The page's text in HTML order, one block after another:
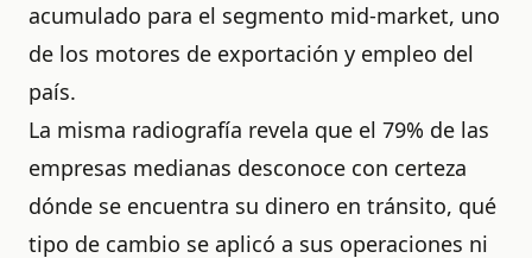
acumulado para el segmento mid-market, uno
de los motores de exportación y empleo del
país.
La misma radiografía revela que el 79% de las
empresas medianas desconoce con certeza
dónde se encuentra su dinero en tránsito, qué
tipo de cambio se aplicó a sus operaciones ni